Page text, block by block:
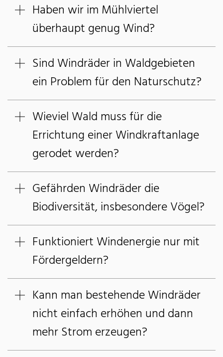
Haben wir im Mühlviertel
überhaupt genug Wind?
Sind Windräder in Waldgebieten
ein Problem für den Naturschutz?
Wieviel Wald muss für die
Errichtung einer Windkraftanlage
gerodet werden?
Gefährden Windräder die
Biodiversität, insbesondere Vögel?
Funktioniert Windenergie nur mit
Fördergeldern?
Kann man bestehende Windräder
nicht einfach erhöhen und dann
mehr Strom erzeugen?